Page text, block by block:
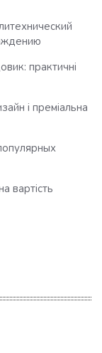
практичні
і преміальна
вартість